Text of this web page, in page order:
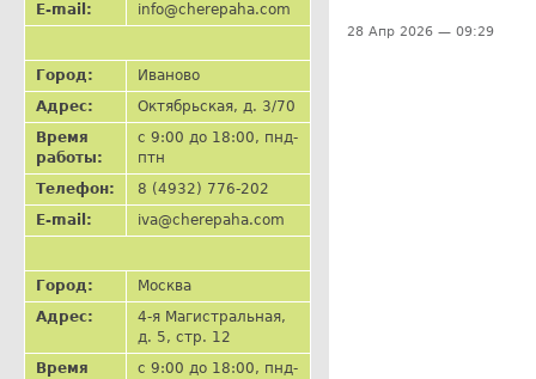
E-mail:
info@cherepaha.com
Город:
Иваново
Адрес:
Октябрьская, д. 3/70
Время
работы:
с 9:00 до 18:00, пнд-
птн
Телефон:
8 (4932) 776-202
E-mail:
iva@cherepaha.com
Город:
Москва
Адрес:
4-я Магистральная,
д. 5, стр. 12
Время
с 9:00 до 18:00, пнд-
28 Апр 2026 — 09:29